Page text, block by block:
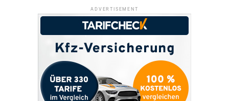
ADVERTISEMENT